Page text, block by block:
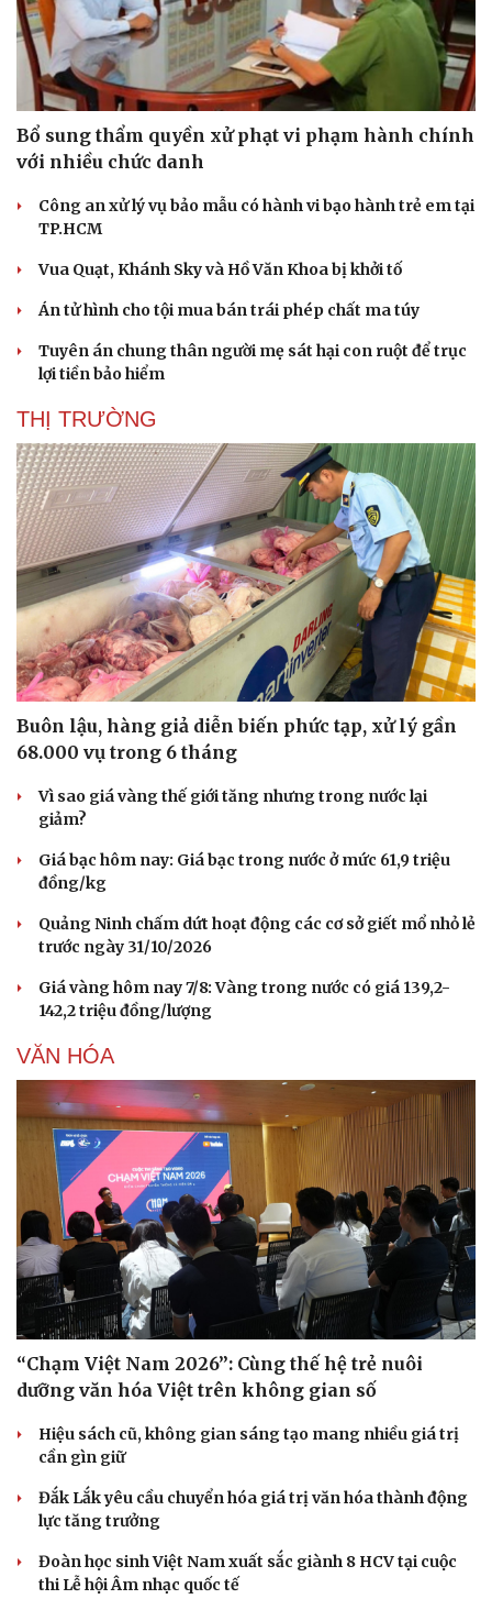
Sức khỏe
Dinh dưỡng - món ngon
Cây thuốc
Nhi khoa
Nam khoa
Phòng mạch online
Ăn sạch sống khỏe
Đời sống
Nhà đẹp
Blog
Văn hóa
Sân khấu - Điện ảnh
Văn học
Âm nhạc
Di sản
Giải trí
Nghệ sĩ
Thời trang
Sao Việt
Bổ sung thẩm quyền xử phạt vi phạm hành chính
với nhiều chức danh
Công an xử lý vụ bảo mẫu có hành vi bạo hành trẻ em tại
TP.HCM
Vua Quạt, Khánh Sky và Hồ Văn Khoa bị khởi tố
Án tử hình cho tội mua bán trái phép chất ma túy
Tuyên án chung thân người mẹ sát hại con ruột để trục
lợi tiền bảo hiểm
THỊ TRƯỜNG
Buôn lậu, hàng giả diễn biến phức tạp, xử lý gần
68.000 vụ trong 6 tháng
Vì sao giá vàng thế giới tăng nhưng trong nước lại
giảm?
Giá bạc hôm nay: Giá bạc trong nước ở mức 61,9 triệu
đồng/kg
Quảng Ninh chấm dứt hoạt động các cơ sở giết mổ nhỏ lẻ
trước ngày 31/10/2026
Giá vàng hôm nay 7/8: Vàng trong nước có giá 139,2-
142,2 triệu đồng/lượng
VĂN HÓA
“Chạm Việt Nam 2026”: Cùng thế hệ trẻ nuôi
dưỡng văn hóa Việt trên không gian số
Hiệu sách cũ, không gian sáng tạo mang nhiều giá trị
cần gìn giữ
Đắk Lắk yêu cầu chuyển hóa giá trị văn hóa thành động
lực tăng trưởng
Đoàn học sinh Việt Nam xuất sắc giành 8 HCV tại cuộc
thi Lễ hội Âm nhạc quốc tế